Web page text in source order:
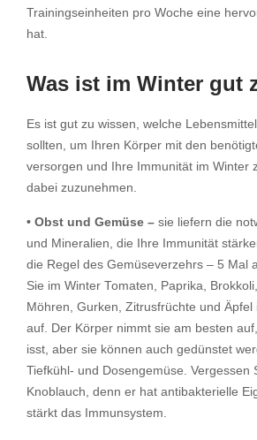
Trainingseinheiten pro Woche eine
hat.
Was ist im Winter gut
Es ist gut zu wissen, welche
sollten, um Ihren Körper mit den
versorgen und Ihre Immunität im Winter
dabei zuzunehmen.
• Obst und Gemüse – sie liefern die
und Mineralien, die Ihre Immunität
die Regel des Gemüseverzehrs – 5 Mal
Sie im Winter Tomaten, Paprika,
Möhren, Gurken, Zitrusfrüchte und Äpfel
auf. Der Körper nimmt sie am besten
isst, aber sie können auch gedünstet
Tiefkühl- und Dosengemüse. Vergessen
Knoblauch, denn er hat antibakterielle
stärkt das Immunsystem.